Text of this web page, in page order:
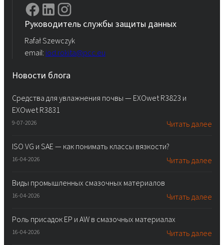
Руководитель службы защиты данных
Rafał Szewczyk
email: iod.rokita@pcc.eu
Новости блога
Средства для увлажнения почвы — EXOwet R3823 и
EXOwet R3831
9-07-2026 Читать далее
ISO VG и SAE — как понимать классы вязкости?
16-04-2026 Читать далее
Виды промышленных смазочных материалов
16-04-2026 Читать далее
Роль присадок EP и AW в смазочных материалах
16-04-2026 Читать далее